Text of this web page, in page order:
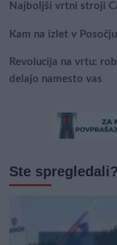
Najboljši vrtni stroji
Kam na izlet v
Revolucija na vrtu:
delajo namesto vas
Ste spregledali?